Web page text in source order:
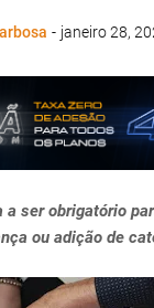
- janeiro 28,
ser obrigatório
ou adição de